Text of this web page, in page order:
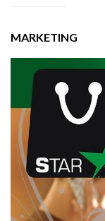
MARKETING